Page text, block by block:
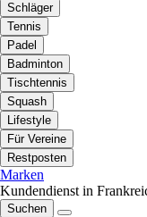
Schläger
Tennis
Padel
Badminton
Tischtennis
Squash
Lifestyle
Für Vereine
Restposten
Marken
Kundendienst in
Suchen